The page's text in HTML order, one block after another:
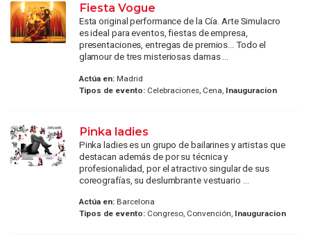
Fiesta Vogue
Esta original performance de la Cía. Arte Simulacro
es ideal para eventos, fiestas de empresa,
presentaciones, entregas de premios... Todo el
glamour de tres misteriosas damas ...
Actúa en:Madrid
Tipos de evento:Celebraciones, Cena, Inauguracion
Pinka ladies
Pinka ladies es un grupo de bailarines y artistas que
destacan además de por su técnica y
profesionalidad, por el atractivo singular de sus
coreografías, su deslumbrante vestuario ...
Actúa en:Barcelona
Tipos de evento:Congreso, Convención, Inauguracion